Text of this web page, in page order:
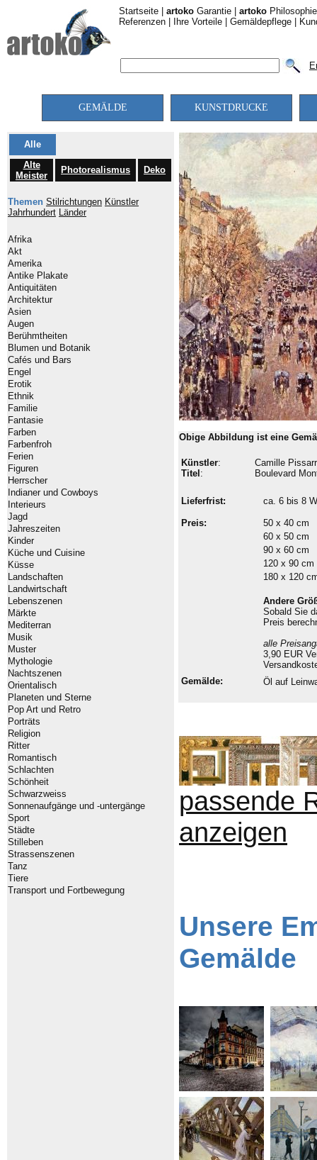
Startseite artoko Garantie artoko Philosophie
Referenzen
Ihre Vorteile Gemäldepflege
GEMÄLDE KUNSTDRUCKE
Alle
Alte
Meister
Photorealismus Deko
Themen Stilrichtungen Künstler
Jahrhundert Länder
Afrika
Akt
Amerika
Antike Plakate
Antiquitäten
Architektur
Asien
Augen
Berühmtheiten
Blumen und Botanik
Cafés und Bars
Engel
Erotik
Ethnik
Familie
Fantasie
Farben
Farbenfroh
Ferien
Figuren
Herrscher
Indianer und Cowboys
Interieurs
Jagd
Jahreszeiten
Kinder
Küche und Cuisine
Küsse
Landschaften
Landwirtschaft
Lebenszenen
Märkte
Mediterran
Musik
Muster
Mythologie
Nachtszenen
Orientalisch
Planeten und Sterne
Pop Art und Retro
Porträts
Religion
Ritter
Romantisch
Schlachten
Schönheit
Schwarzweiss
Sonnenaufgänge und -untergänge
Sport
Städte
Stilleben
Strassenszenen
Tanz
Tiere
Transport und Fortbewegung
Obige Abbildung ist eine
Künstler:
Titel :
Camille
Boulevard
Lieferfrist: ca. 6 bis 8
Preis:
50 x 40 cm
60 x 50 cm
90 x 60 cm
120 x 90 cm
180 x 120
Andere
Sobald Sie
Preis
alle
3,90 EUR
Gemälde:
Öl auf
passende
anzeigen
Unsere
Gemälde